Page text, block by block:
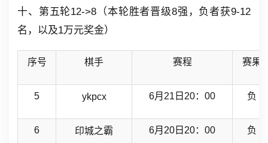
十、第五轮12->8（本轮胜者晋级8强，负者获9-12
名，以及1万元奖金）
序号 棋手 赛程 赛果
5 ykpcx 6月21日20：00 负
6 印城之霸 6月20日20：00 负